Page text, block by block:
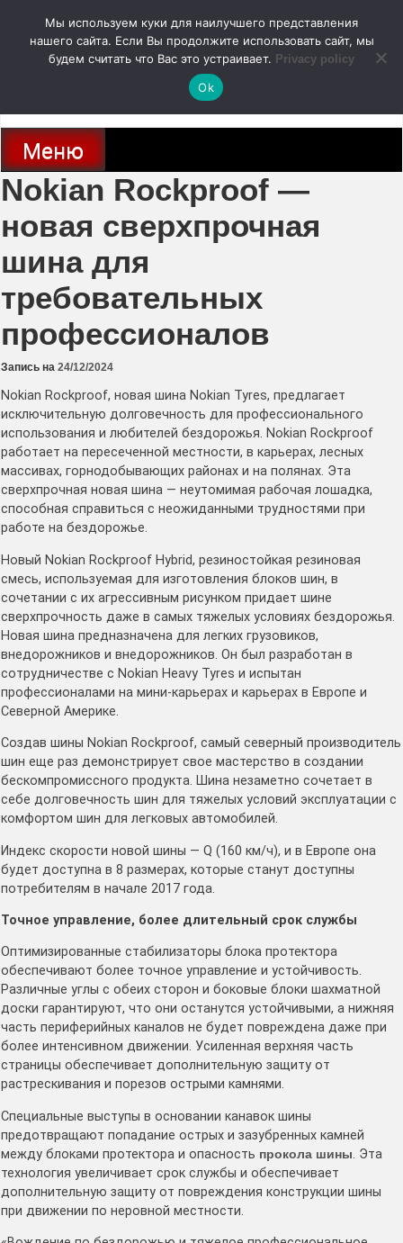
содержимому
autodoc24.ru
Новости про современные автомобили и не только, новинки зарубежного
и отечественного автопрома
Меню
Nokian Rockproof —
новая сверхпрочная
шина для
требовательных
профессионалов
Запись на 24/12/2024
Nokian Rockproof, новая шина Nokian Tyres, предлагает
исключительную долговечность для профессионального
использования и любителей бездорожья. Nokian Rockproof
работает на пересеченной местности, в карьерах, лесных
массивах, горнодобывающих районах и на полянах. Эта
сверхпрочная новая шина — неутомимая рабочая лошадка,
способная справиться с неожиданными трудностями при
работе на бездорожье.
Новый Nokian Rockproof Hybrid, резиностойкая резиновая
смесь, используемая для изготовления блоков шин, в
сочетании с их агрессивным рисунком придает шине
сверхпрочность даже в самых тяжелых условиях бездорожья.
Новая шина предназначена для легких грузовиков,
внедорожников и внедорожников. Он был разработан в
сотрудничестве с Nokian Heavy Tyres и испытан
профессионалами на мини-карьерах и карьерах в Европе и
Северной Америке.
Создав шины Nokian Rockproof, самый северный производитель
шин еще раз демонстрирует свое мастерство в создании
бескомпромиссного продукта. Шина незаметно сочетает в
себе долговечность шин для тяжелых условий эксплуатации с
комфортом шин для легковых автомобилей.
Индекс скорости новой шины — Q (160 км/ч), и в Европе она
будет доступна в 8 размерах, которые станут доступны
потребителям в начале 2017 года.
Точное управление, более длительный срок службы
Оптимизированные стабилизаторы блока протектора
обеспечивают более точное управление и устойчивость.
Различные углы с обеих сторон и боковые блоки шахматной
доски гарантируют, что они останутся устойчивыми, а нижняя
часть периферийных каналов не будет повреждена даже при
более интенсивном движении. Усиленная верхняя часть
страницы обеспечивает дополнительную защиту от
растрескивания и порезов острыми камнями.
Специальные выступы в основании канавок шины
предотвращают попадание острых и зазубренных камней
между блоками протектора и опасность прокола шины. Эта
технология увеличивает срок службы и обеспечивает
дополнительную защиту от повреждения конструкции шины
при движении по неровной местности.
Мы используем куки для наилучшего представления
нашего сайта. Если Вы продолжите использовать сайт, мы
будем считать что Вас это устраивает. Privacy policy
Ok